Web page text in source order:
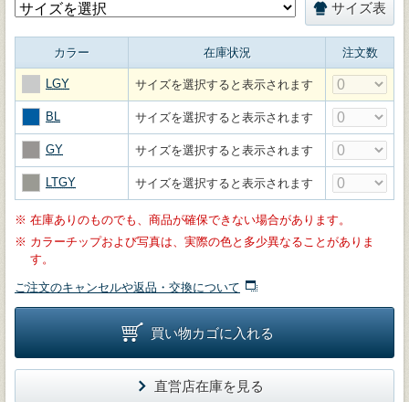
サイズ表
カラー 在庫状況 注文数
LGY サイズを選択すると表示されます
BL サイズを選択すると表示されます
GY サイズを選択すると表示されます
LTGY サイズを選択すると表示されます
※ 在庫ありのものでも、商品が確保できない場合があります。
※ カラーチップおよび写真は、実際の色と多少異なることがありま
す。
ご注文のキャンセルや返品・交換について
買い物カゴに入れる
直営店在庫を見る